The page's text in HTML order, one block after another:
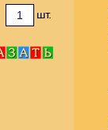
шт.